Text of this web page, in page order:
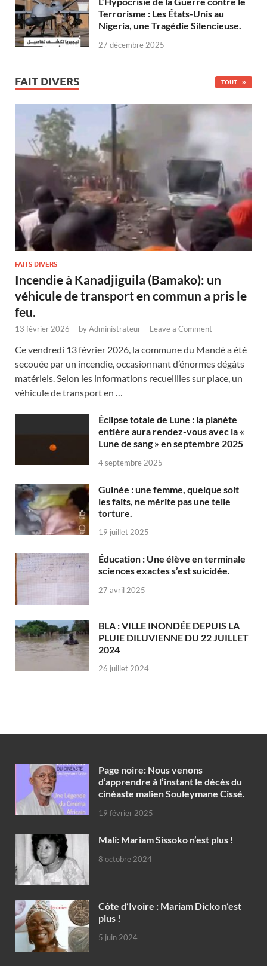
Terrorisme : Les États-Unis au
Nigeria, une Tragédie Silencieuse.
27 décembre 2025
FAIT DIVERS TOUT...
FAITS DIVERS
Incendie à Kanadjiguila (Bamako): un
véhicule de transport en commun a pris le
feu.
13 février 2026 - byAdministrateur - Leave a Comment
Ce vendredi 13 février 2026, la commune du Mandé a été
secouée par un incendie, occasionnant d’énormes dégâts
matériels. Selon les informations recueillies sur place, un
véhicule de transport en …
Éclipse totale de Lune : la planète
entière aura rendez-vous avec la «
Lune de sang » en septembre 2025
4 septembre 2025
Guinée : une femme, quelque soit
les faits, ne mérite pas une telle
torture.
19 juillet 2025
Éducation : Une élève en terminale
sciences exactes s’est suicidée.
27 avril 2025
BLA : VILLE INONDÉE DEPUIS LA
PLUIE DILUVIENNE DU 22 JUILLET
2024
26 juillet 2024
Page noire: Nous venons
d’apprendre à l’instant le décès du
cinéaste malien Souleymane Cissé.
19 février 2025
Mali: Mariam Sissoko n’est plus !
8 octobre 2024
Côte d’Ivoire : Mariam Dicko n’est
plus !
5 juin 2024